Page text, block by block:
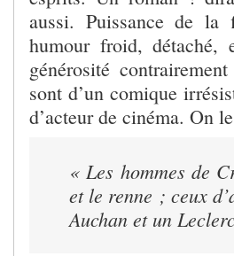
aussi. Puissance de
humour froid, détaché,
générosité
sont d’un comique
d’acteur de cinéma. On
« Les hommes de
et le renne ; ceux
Auchan et un